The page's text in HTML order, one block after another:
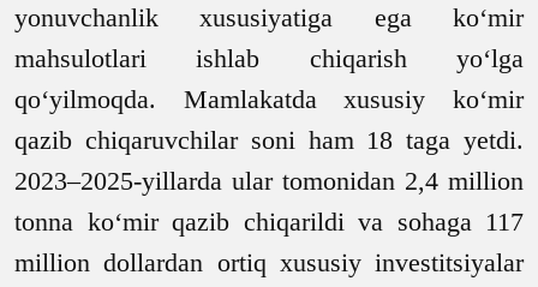
yonuvchanlik xususiyatiga ega ko‘mir
mahsulotlari ishlab chiqarish yo‘lga
qo‘yilmoqda. Mamlakatda xususiy ko‘mir
qazib chiqaruvchilar soni ham 18 taga yetdi.
2023–2025-yillarda ular tomonidan 2,4 million
tonna ko‘mir qazib chiqarildi va sohaga 117
million dollardan ortiq xususiy investitsiyalar